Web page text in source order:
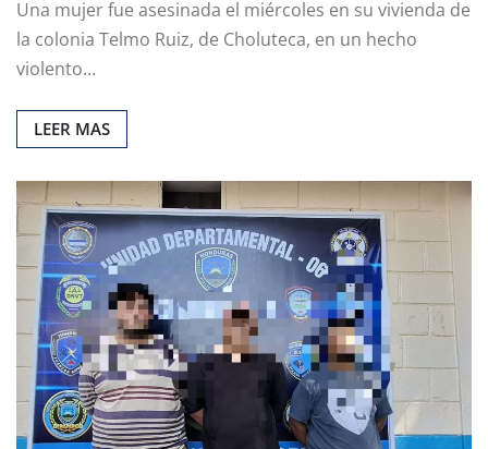
Una mujer fue asesinada el miércoles en su vivienda de
la colonia Telmo Ruiz, de Choluteca, en un hecho
violento…
LEER MAS